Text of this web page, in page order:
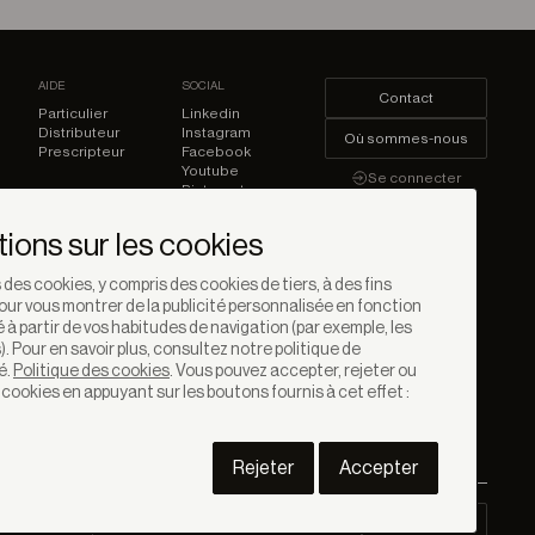
AIDE
Particulier
Distributeur
Prescripteur
SOCIAL
Linkedin
Instagram
Facebook
Youtube
Pinterest
Contact
Où sommes-nous
Se connecter
sur les cookies
cookies, y compris des cookies de tiers, à des fins
vous montrer de la publicité personnalisée en fonction
à partir de vos habitudes de navigation (par exemple, les
Pour en savoir plus, consultez notre politique de
Politique des cookies. Vous pouvez accepter, rejeter ou
en appuyant sur les boutons fournis à cet effet :
Rejeter Accepter